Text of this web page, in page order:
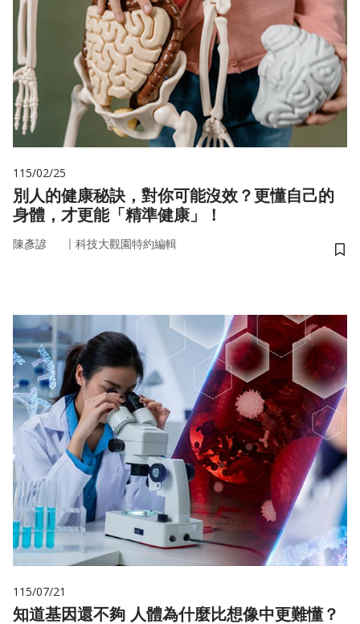
115/02/25
別人的健康秘訣，對你可能沒效？更懂自己的
身體，才更能「精準健康」！
陳彥諺 ｜ 科技大觀園特約編輯
儲
115/07/21
知道基因還不夠 人體為什麼比想像中更難懂？